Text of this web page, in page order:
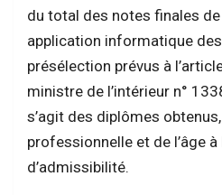
du total des notes finales
application informatique
présélection prévus à
ministre de l’intérieur n°
s’agit des diplômes
professionnelle et de l’âge
d’admissibilité.